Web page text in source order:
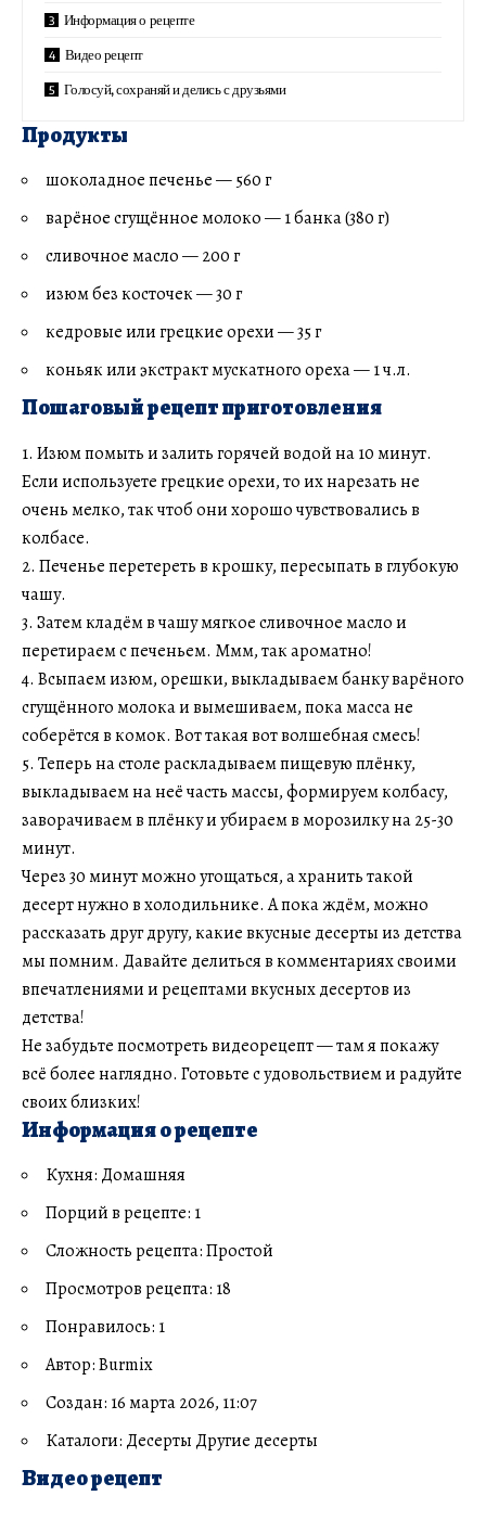
Информация о рецепте
Видео рецепт
Голосуй, сохраняй и делись с друзьями
Продукты
шоколадное печенье — 560 г
варёное сгущённое молоко — 1 банка (380 г)
сливочное масло — 200 г
изюм без косточек — 30 г
кедровые или грецкие орехи — 35 г
коньяк или экстракт мускатного ореха — 1 ч.л.
Пошаговый рецепт приготовления
1. Изюм помыть и залить горячей водой на 10 минут.
Если используете грецкие орехи, то их нарезать не
очень мелко, так чтоб они хорошо чувствовались в
колбасе.
2. Печенье перетереть в крошку, пересыпать в глубокую
чашу.
3. Затем кладём в чашу мягкое сливочное масло и
перетираем с печеньем. Ммм, так ароматно!
4. Всыпаем изюм, орешки, выкладываем банку варёного
сгущённого молока и вымешиваем, пока масса не
соберётся в комок. Вот такая вот волшебная смесь!
5. Теперь на столе раскладываем пищевую плёнку,
выкладываем на неё часть массы, формируем колбасу,
заворачиваем в плёнку и убираем в морозилку на 25-30
минут.
Через 30 минут можно угощаться, а хранить такой
десерт нужно в холодильнике. А пока ждём, можно
рассказать друг другу, какие вкусные десерты из детства
мы помним. Давайте делиться в комментариях своими
впечатлениями и рецептами вкусных десертов из
детства!
Не забудьте посмотреть видеорецепт — там я покажу
всё более наглядно. Готовьте с удовольствием и радуйте
своих близких!
Информация о рецепте
Кухня: Домашняя
Порций в рецепте: 1
Сложность рецепта: Простой
Просмотров рецепта: 18
Понравилось: 1
Автор: Burmix
Создан: 16 марта 2026, 11:07
Каталоги: Десерты Другие десерты
Видео рецепт